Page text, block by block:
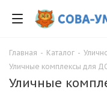
Главная - Каталог -
Уличные комплексы для
Уличные